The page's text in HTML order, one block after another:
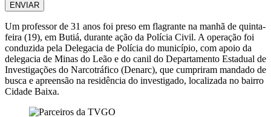
ENVIAR
Um professor de 31 anos foi preso em flagrante na manhã de quinta-
feira (19), em Butiá, durante ação da Polícia Civil. A operação foi
conduzida pela Delegacia de Polícia do município, com apoio da
delegacia de Minas do Leão e do canil do Departamento Estadual de
Investigações do Narcotráfico (Denarc), que cumpriram mandado de
busca e apreensão na residência do investigado, localizada no bairro
Cidade Baixa.